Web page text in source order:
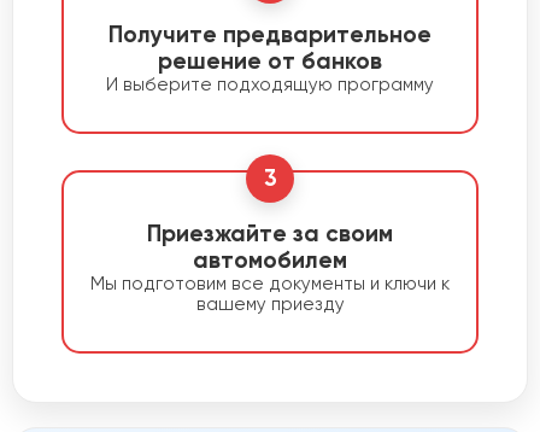
Получите предварительное
решение от банков
И выберите подходящую программу
3
Приезжайте за своим
автомобилем
Мы подготовим все документы и ключи к
вашему приезду